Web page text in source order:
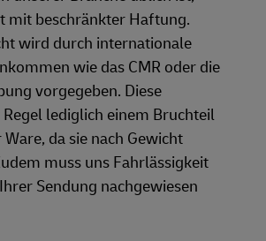
mit beschränkter Haftung.
wird durch internationale
wie das CMR oder die
vorgegeben. Diese
lediglich einem Bruchteil
da sie nach Gewicht
muss uns Fahrlässigkeit
Sendung nachgewiesen